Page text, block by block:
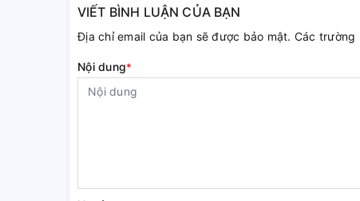
VIẾT BÌNH LUẬN CỦA BẠN
Địa chỉ email của bạn sẽ được bảo mật. Các
Nội dung*